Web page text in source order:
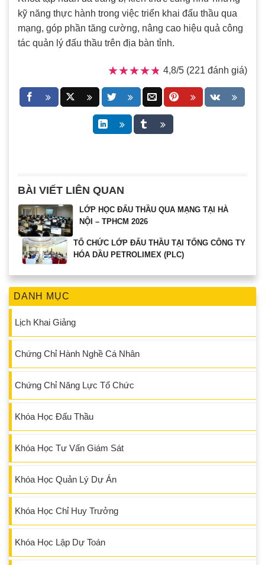
DANH MỤC
Lịch Khai Giảng
Chứng Chỉ Hành Nghề Cá Nhân
Chứng Chỉ Năng Lực Tổ Chức
Khóa Học Đấu Thầu
Khóa Học Tư Vấn Giám Sát
Khóa Học Quản Lý Dự Án
Khóa Học Chỉ Huy Trưởng
Khóa Học Lập Dự Toán
kỹ năng thực hành trong việc triển khai đấu thầu qua
mạng, góp phần tăng cường, nâng cao hiệu quả công
tác quản lý đấu thầu trên địa bàn tỉnh.
★★★★★
★★★★★ 4,8/5 (221 đánh giá)
BÀI VIẾT LIÊN QUAN
LỚP HỌC ĐẤU THẦU QUA MẠNG TẠI HÀ
NỘI – TPHCM 2026
TỔ CHỨC LỚP ĐẤU THẦU TẠI TỔNG CÔNG TY
HÓA DẦU PETROLIMEX (PLC)